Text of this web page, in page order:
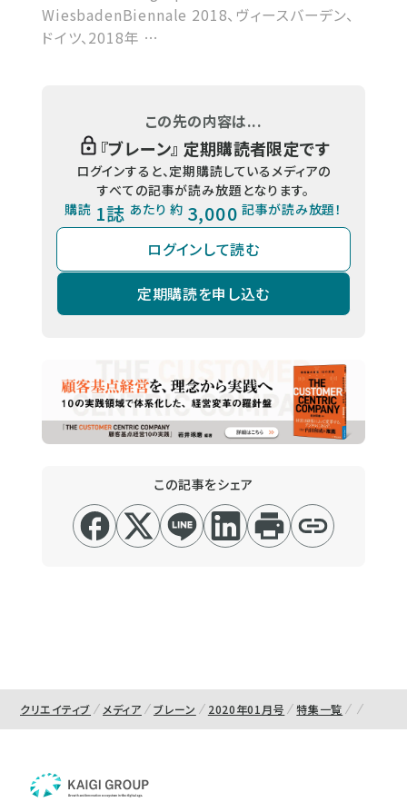
WiesbadenBiennale 2018、ヴィースバーデン、
ドイツ、2018年 …
この先の内容は...
『ブレーン』 定期購読者限定です
ログインすると、定期購読しているメディアの
すべての記事が読み放題となります。
購読 1誌 あたり 約 3,000 記事が読み放題！
ログインして読む
定期購読を申し込む
この記事をシェア
クリエイティブ メディア ブレーン 2020年01月号 特集一覧